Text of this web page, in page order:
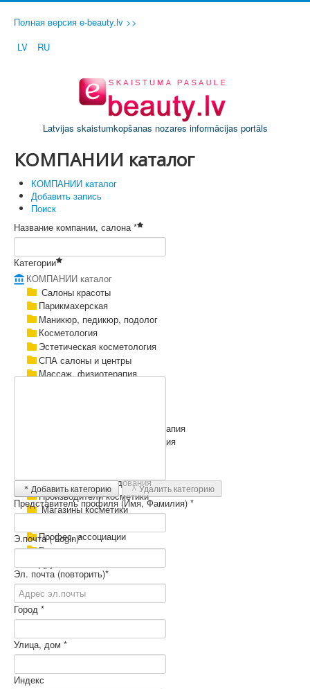
Полная версия e-beauty.lv >>
LV
RU
Latvijas skaistumkopšanas nozares informācijas portāls
КОМПАНИИ каталог
КОМПАНИИ каталог
Добавить запись
Поиск
Название компании, салона *
Категории
КОМПАНИИ каталог
Салоны красоты
Парикмахерская
Маникюр, педикюр, подолог
Косметология
Эстетическая косметология
СПА салоны и центры
Массаж, физиотерапия
Нетрадиц.медицина, психотерапия
Центры здоровья, реабилитация
Поставщики оборудования
Производители косметики
Магазины косметики
Профес. ассоциации
Выставки и конкурсы
Добавить категорию Удалить категорию
Представитель профиля (Имя, Фамилия) *
Э.почта ( Login)*
Эл. почта (повторить)*
Город *
Улица, дом *
Индекс